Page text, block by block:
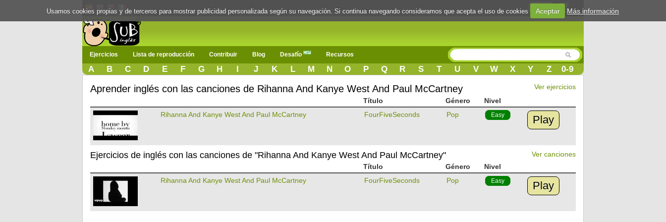
Login
Ejercicios Lista de reproducción Contribuir Blog Desafío Recursos
A B C D E F G H I J K L M N O P Q R S T U V W X Y Z 0-9
Ver ejercicios
Aprender inglés con las canciones de Rihanna And Kanye West And Paul McCartney
Título Género
Nivel
Rihanna And Kanye West And Paul McCartney
FourFiveSeconds Pop Easy Play
Ver canciones
Ejercicios de inglés con las canciones de "Rihanna And Kanye West And Paul McCartney"
Título Género
Nivel
Rihanna And Kanye West And Paul McCartney
FourFiveSeconds Pop Easy Play
Usamos cookies propias y de terceros para mostrar publicidad personalizada según su navegación. Si continua navegando consideramos que acepta el uso de cookies Aceptar Más información